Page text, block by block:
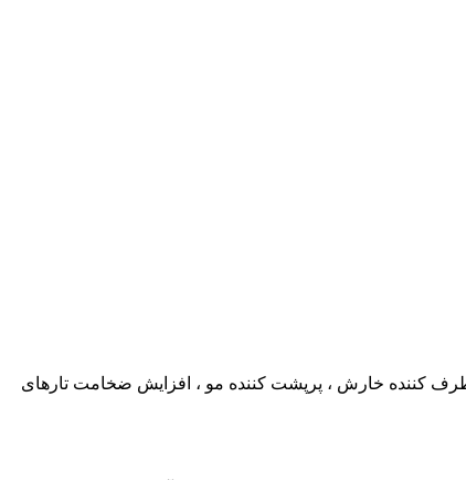
کننده خارش ، پرپشت کننده مو ، افزایش ضخامت تارهای